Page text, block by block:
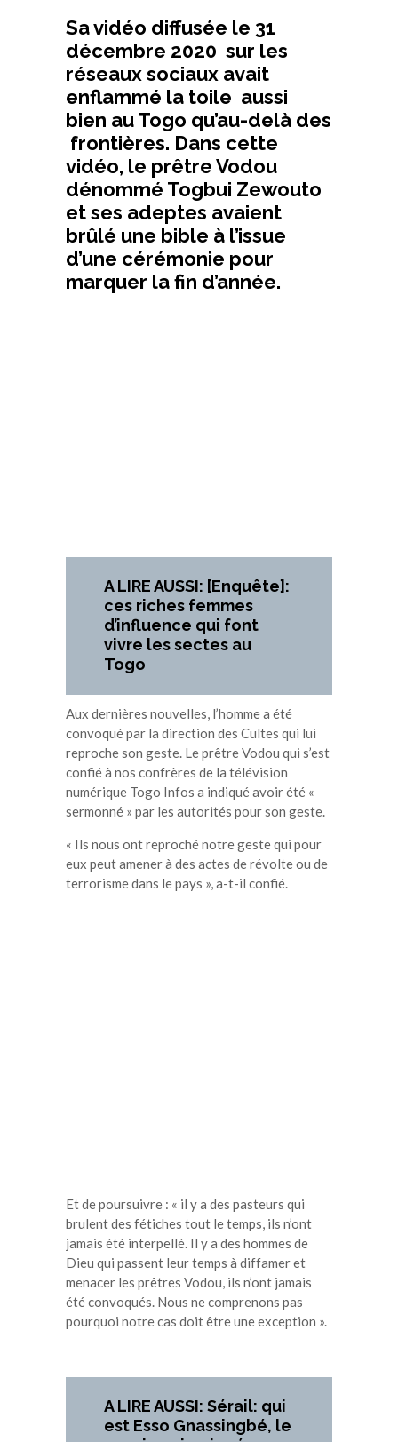
Sa vidéo diffusée le 31
décembre 2020 sur les
réseaux sociaux avait
enflammé la toile aussi
bien au Togo qu’au-delà des
frontières. Dans cette
vidéo, le prêtre Vodou
dénommé Togbui Zewouto
et ses adeptes avaient
brûlé une bible à l’issue
d’une cérémonie pour
marquer la fin d’année.
A LIRE AUSSI: [Enquête]:
ces riches femmes
d’influence qui font
vivre les sectes au
Togo
Aux dernières nouvelles, l’homme a été
convoqué par la direction des Cultes qui lui
reproche son geste. Le prêtre Vodou qui s’est
confié à nos confrères de la télévision
numérique Togo Infos a indiqué avoir été «
sermonné » par les autorités pour son geste.
« Ils nous ont reproché notre geste qui pour
eux peut amener à des actes de révolte ou de
terrorisme dans le pays », a-t-il confié.
Et de poursuivre : « il y a des pasteurs qui
brulent des fétiches tout le temps, ils n’ont
jamais été interpellé. Il y a des hommes de
Dieu qui passent leur temps à diffamer et
menacer les prêtres Vodou, ils n’ont jamais
été convoqués. Nous ne comprenons pas
pourquoi notre cas doit être une exception ».
A LIRE AUSSI: Sérail: qui
est Esso Gnassingbé, le